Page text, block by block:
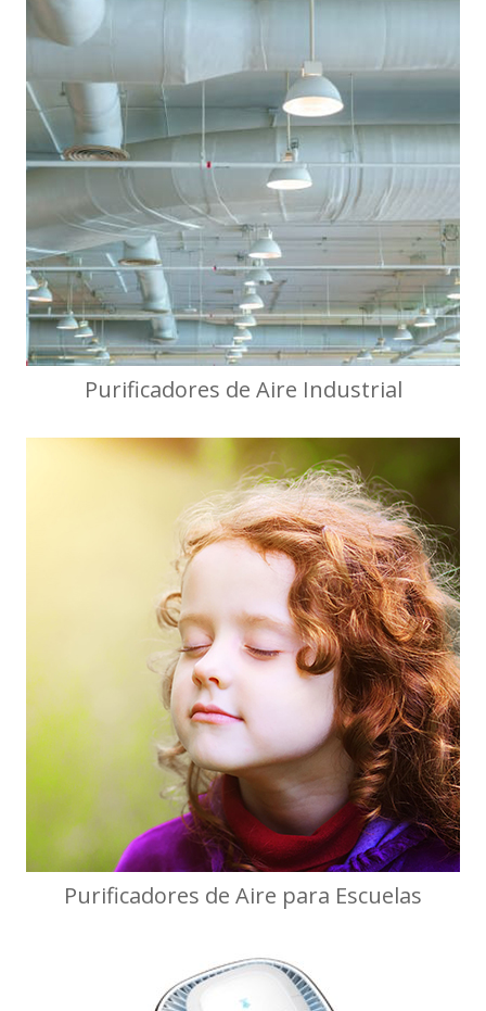
Purificadores de Aire Industrial
Purificadores de Aire para Escuelas